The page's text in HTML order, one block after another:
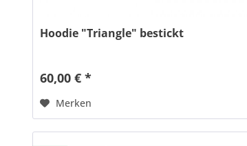
Hoodie "Triangle" bestickt
60,00 € *
Merken